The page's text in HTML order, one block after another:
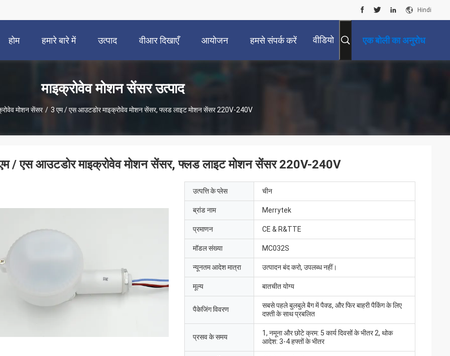
Hindi
होम हमारे बारे में उत्पाद वीआर दिखाएँ आयोजन हमसे संपर्क करें वीडियो एक बोली का अनुरोध
माइक्रोवेव मोशन सेंसर उत्पाद
मोशन सेंसर / 3 एम / एस आउटडोर माइक्रोवेव मोशन सेंसर, फ्लड लाइट मोशन सेंसर 220V-240V
/ एस आउटडोर माइक्रोवेव मोशन सेंसर, फ्लड लाइट मोशन सेंसर 220V-240V
उत्पत्ति के प्लेस चीन
ब्रांड नाम Merrytek
प्रमाणन CE & R&TTE
मॉडल संख्या MC032S
न्यूनतम आदेश मात्रा उत्पादन बंद करो, उपलब्ध नहीं।
मूल्य बातचीत योग्य
पैकेजिंग विवरण
सबसे पहले बुलबुले बैग में पैक्ड, और फिर बाहरी पैकिंग के लिए
दफ़्ती के साथ प्रबलित
प्रसव के समय
1, नमूना और छोटे क्रम: 5 कार्य दिवसों के भीतर 2, थोक
आदेश: 3-4 हफ्तों के भीतर